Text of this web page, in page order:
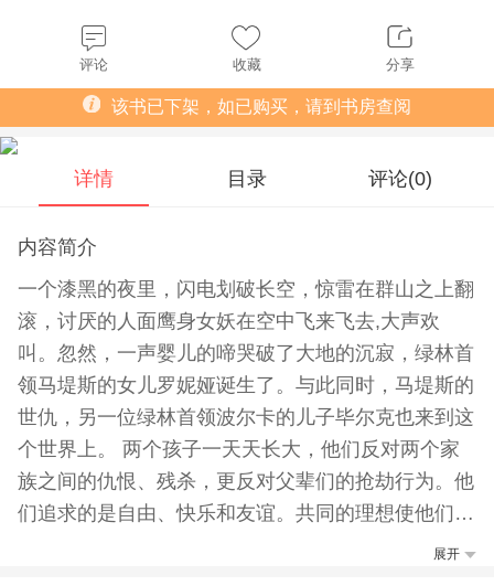
评论 收藏 分享
该书已下架，如已购买，请到书房查阅
详情 目录 评论(0)
内容简介
一个漆黑的夜里，闪电划破长空，惊雷在群山之上翻
滚，讨厌的人面鹰身女妖在空中飞来飞去,大声欢
叫。忽然，一声婴儿的啼哭破了大地的沉寂，绿林首
领马堤斯的女儿罗妮娅诞生了。与此同时，马堤斯的
世仇，另一位绿林首领波尔卡的儿子毕尔克也来到这
个世界上。 两个孩子一天天长大，他们反对两个家
族之间的仇恨、残杀，更反对父辈们的抢劫行为。他
们追求的是自由、快乐和友谊。共同的理想使他们越
走越近，并且成了同生共死的好朋友。后，两人和家
展开